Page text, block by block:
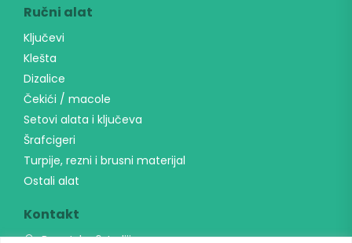
Ručni alat
Ključevi
Klešta
Dizalice
Čekići / macole
Setovi alata i ključeva
Šrafcigeri
Turpije, rezni i brusni materijal
Ostali alat
Kontakt
Banatska 6, Indjija